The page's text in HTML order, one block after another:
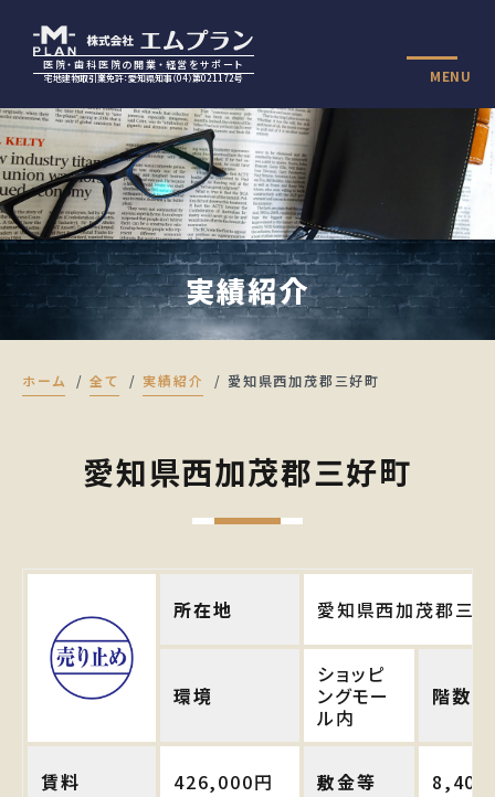
医院・歯科医院の開業・経営をサポート
宅地建物取引業免許：愛知県知事（04）第021172号 MENU
実績紹介
ホーム 全て 実績紹介 愛知県西加茂郡三好町
愛知県西加茂郡三好町
所在地 愛知県西加茂郡三
環境
ショッピ
ングモー
ル内
階数
賃料 426,000円 敷金等